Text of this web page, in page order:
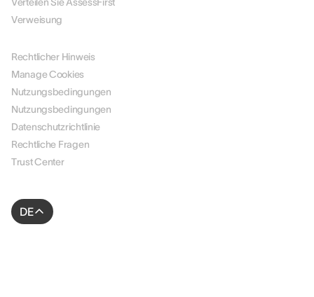
Verweisung
Rechtlicher Hinweis
Manage Cookies
Nutzungsbedingungen
Nutzungsbedingungen
Datenschutzrichtlinie
Rechtliche Fragen
Trust Center
DE